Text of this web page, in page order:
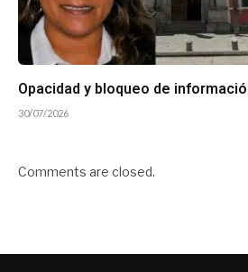
Opacidad y bloqueo de
30/07/2026
Comments are closed.